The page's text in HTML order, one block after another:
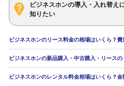
ビジネスホンの導入・入れ替え
知りたい
ビジネスホンのリース料金の相場はいくら？
ビジネスホンの新品購入・中古購入・リース
ビジネスホンのレンタル料金相場はいくら？